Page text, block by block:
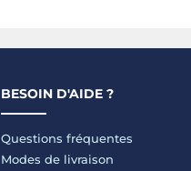
BESOIN D'AIDE ?
Questions fréquentes
Modes de livraison